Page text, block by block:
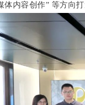
体内容创作” 等方向